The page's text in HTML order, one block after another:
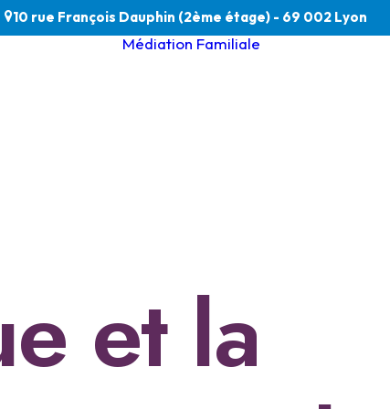
10 rue François Dauphin (2ème étage) - 69 002 Lyon
Médiation Familiale
et la